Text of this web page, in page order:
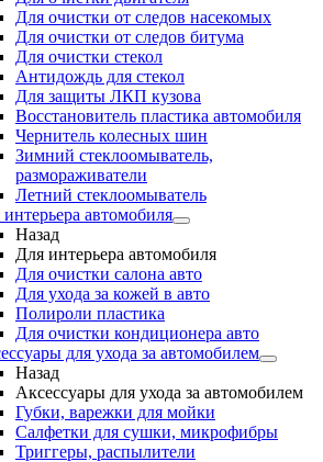
Для очистки от следов насекомых
Для очистки от следов битума
Для очистки стекол
Антидождь для стекол
Для защиты ЛКП кузова
Восстановитель пластика автомобиля
Чернитель колесных шин
Зимний стеклоомыватель,
размораживатели
Летний стеклоомыватель
автомобиля
Назад
Для интерьера автомобиля
Для очистки салона авто
Для ухода за кожей в авто
Полироли пластика
Для очистки кондиционера авто
для ухода за автомобилем
Назад
Аксессуары для ухода за автомобилем
Губки, варежки для мойки
Салфетки для сушки, микрофибры
Триггеры, распылители